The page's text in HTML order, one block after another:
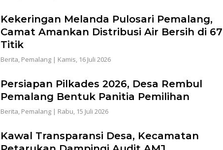
Kekeringan Melanda Pulosari Pemalang,
Camat Amankan Distribusi Air Bersih di 67
Titik
Berita, Pemalang | Kamis, 16 Juli 2026
Persiapan Pilkades 2026, Desa Rembul
Pemalang Bentuk Panitia Pemilihan
Berita, Pemalang | Rabu, 15 Juli 2026
Kawal Transparansi Desa, Kecamatan